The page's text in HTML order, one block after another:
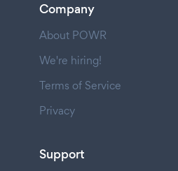
Company
About POWR
We're hiring!
Terms of Service
Privacy
Support